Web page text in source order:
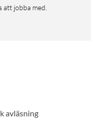
att jobba med.
avläsning